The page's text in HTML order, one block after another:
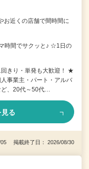
近くの店舗で間時間に
時間でサクッと♪ ☆1日の
きり・単発も大歓迎！ ★
事業主・パート・アルバ
、20代～50代…
る
05 掲載終了日： 2026/08/30